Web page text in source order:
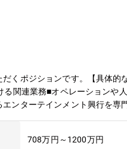
くポジションです。【具体的
関連業務■オペレーションや
ンターテインメント興行を専
ます。今年7月には、「
に「ABEMA PPV ONLINE
708万円～1200万円